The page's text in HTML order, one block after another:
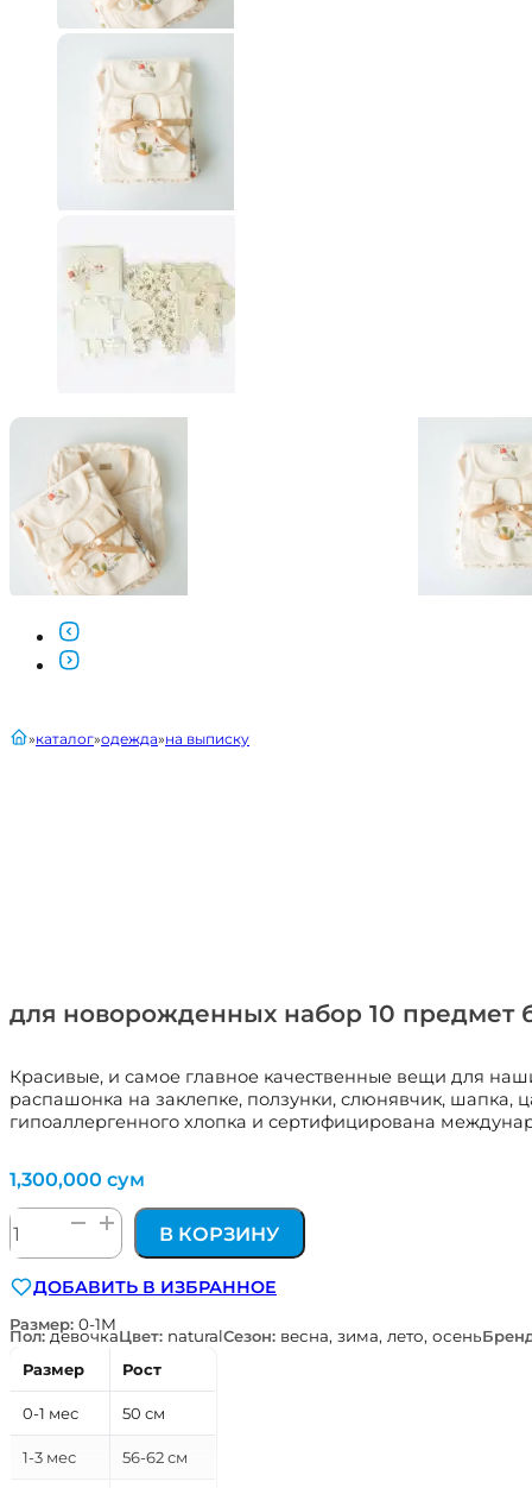
для новорожденных набор 10
Красивые, и самое главное качественные вещи для
распашонка на заклепке, ползунки, слюнявчик, шапка,
гипоаллергенного хлопка и сертифицирована
главнаякаталог одежда на выписку
1,300,000 сум
Количество
товара
новорожденных
набор
10
предмет
бежевый
упакован
в
фирменный
В КОРЗИНУ
ДОБАВИТЬ В ИЗБРАННОЕ
Размер: 0-1М
Пол:девочкаЦвет: naturalСезон: весна, зима, лето, осень
Размер
Рост
0-1 мес 50 см
1-3 мес 56-62 см